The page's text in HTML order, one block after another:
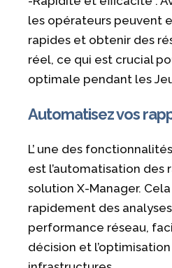
les opérateurs peuvent
rapides et obtenir des
réel, ce qui est crucial
optimale pendant les
Automatisez vos
L’ une des
est l’automatisation des
solution X-Manager.
rapidement des
performance réseau,
décision et